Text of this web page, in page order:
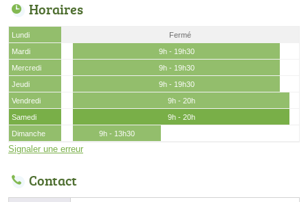
Horaires
Lundi
Fermé
Mardi
9h - 19h30
Mercredi
9h - 19h30
Jeudi
9h - 19h30
Vendredi
9h - 20h
Samedi
9h - 20h
Dimanche
9h - 13h30
Signaler une erreur
Contact